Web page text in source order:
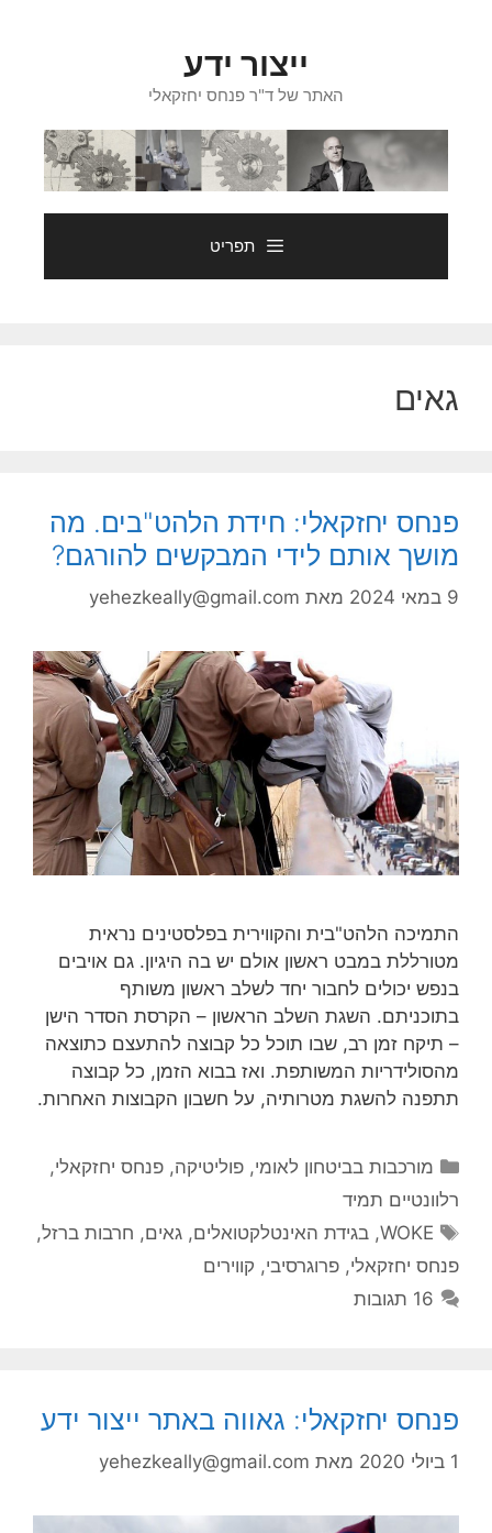
ייצור ידע
האתר של ד"ר פנחס יחזקאלי
תפריט
גאים
פנחס יחזקאלי: חידת הלהט"בים. מה
מושך אותם לידי המבקשים להורגם?
9 במאי 2024 מאת yehezkeally@gmail.com
התמיכה הלהט"בית והקווירית בפלסטינים נראית
מטורללת במבט ראשון אולם יש בה היגיון. גם אויבים
בנפש יכולים לחבור יחד לשלב ראשון משותף
בתוכניתם. השגת השלב הראשון – הקרסת הסדר הישן
– תיקח זמן רב, שבו תוכל כל קבוצה להתעצם כתוצאה
מהסולידריות המשותפת. ואז בבוא הזמן, כל קבוצה
תתפנה להשגת מטרותיה, על חשבון הקבוצות האחרות.
קטגוריות
מורכבות בביטחון לאומי,פוליטיקה,פנחס יחזקאלי,
רלוונטיים תמיד
תגיות
WOKE
,בגידת האינטלקטואלים,גאים, חרבות ברזל,
פנחס יחזקאלי, פרוגרסיבי, קווירים
16 תגובות
פנחס יחזקאלי: גאווה באתר ייצור ידע
1 ביולי 2020 מאת yehezkeally@gmail.com